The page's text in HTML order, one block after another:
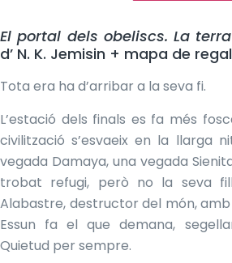
cantidad
El portal dels obeliscs. La
d’ N. K. Jemisin + mapa de
Tota era ha d’arribar a la seva fi.
L’estació dels finals es fa més
civilització s’esvaeix en la llarga
vegada Damaya, una vegada
trobat refugi, però no la seva
Alabastre, destructor del món, amb
Essun fa el que demana,
Quietud per sempre.